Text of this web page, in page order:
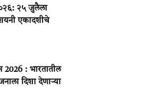
२५ जुलैला
एकादशीचे
2026 : भारतातील
दिशा देणाऱ्या